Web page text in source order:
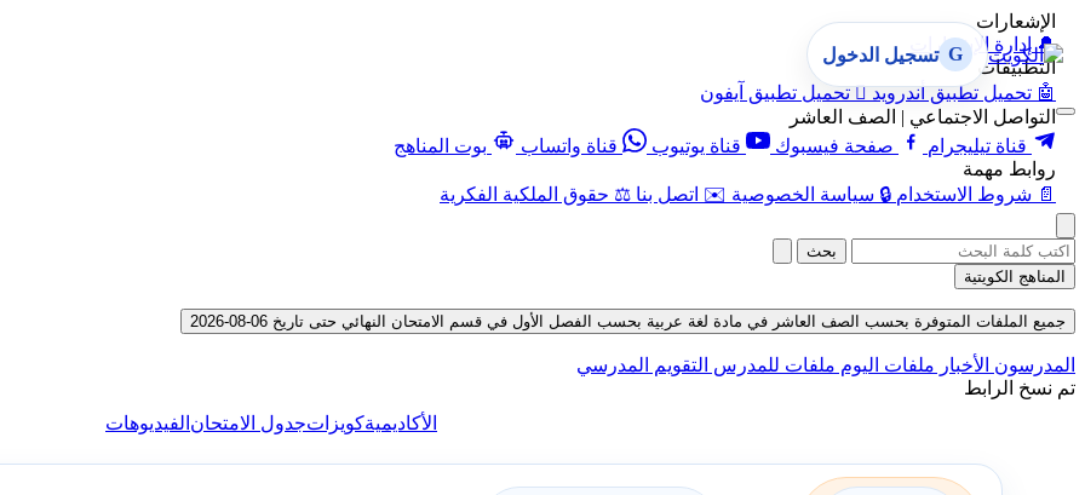
الإشعارات
🔔 إدارة الإشعارات
التطبيقات
🤖 تحميل تطبيق أندرويد  تحميل تطبيق آيفون
التواصل الاجتماعي | الصف العاشر
قناة تيليجرام
صفحة فيسبوك قناة يوتيوب قناة واتساب
بوت المناهج
روابط مهمة
📄 شروط الاستخدام 🔒 سياسة الخصوصية ✉️ اتصل بنا ⚖️ حقوق الملكية الفكرية
G تسجيل الدخول
بحث
المناهج الكويتية
جميع الملفات المتوفرة بحسب الصف العاشر في مادة لغة عربية بحسب الفصل الأول في قسم الامتحان النهائي حتى تاريخ 06-08-2026
المدرسون الأخبار ملفات اليوم ملفات للمدرس التقويم المدرسي
تم نسخ الرابط
الأكاديميةكويزاتجدول الامتحان الفيديوهات